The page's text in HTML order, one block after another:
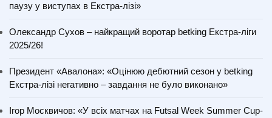
паузу у виступах в Екстра-лізі»
Олександр Сухов – найкращий воротар betking Екстра-ліги
2025/26!
Президент «Авалона»: «Оцінюю дебютний сезон у betking
Екстра-лізі негативно – завдання не було виконано»
Ігор Москвичов: «У всіх матчах на Futsal Week Summer Cup-